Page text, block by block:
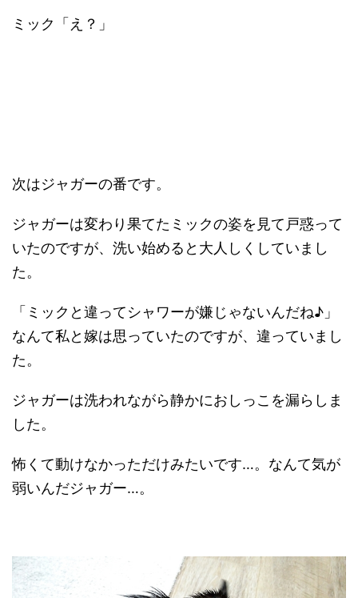
ミック「え？」
次はジャガーの番です。
ジャガーは変わり果てたミックの姿を見て戸惑って
いたのですが、洗い始めると大人しくしていまし
た。
「ミックと違ってシャワーが嫌じゃないんだね♪」
なんて私と嫁は思っていたのですが、違っていまし
た。
ジャガーは洗われながら静かにおしっこを漏らしま
した。
怖くて動けなかっただけみたいです…。なんて気が
弱いんだジャガー…。